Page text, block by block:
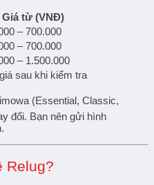
Giá từ (VNĐ)
– 700.000
– 700.000
– 1.500.000
sau khi kiểm tra
(Essential, Classic,
đổi. Bạn nên gửi hình
Relug?